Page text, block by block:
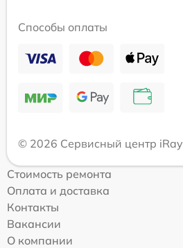
Способы оплаты
© 2026 Сервисный центр iRay
Стоимость ремонта
Оплата и доставка
Контакты
Вакансии
О компании